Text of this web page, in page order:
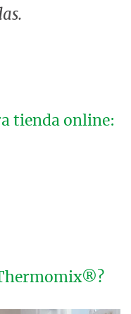
tienda online: